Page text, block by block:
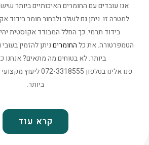
אנו עובדים עם החומרים האיכותיים ביותר
למטרה זו. ניתן גם לשלב ולבחור חומר בידוד
בידוד תרמי. כך החלל המבודד אקוסטית
הטמפרטורה. את כלהחומריםניתן להזמין
ביותר. לא בטוחים מה מתאים? אנחנו
פנו אלינו בטלפון 072-
ביותר.
קרא עוד